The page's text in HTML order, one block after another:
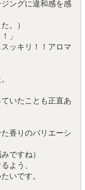
ングに違和感を感
。）
」
ッキリ！！アロマ
いたことも正直あ
香りのバリエーシ
ですね）
よう、
いです。